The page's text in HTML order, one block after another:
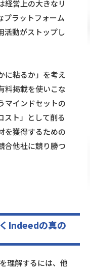
経営上の大きなリ
プラットフォーム
活動がストップし
に粘るか」を考え
料掲載を使いこな
マインドセットの
スト」として削る
を獲得するための
合他社に競り勝つ
Indeedの真の
理解するには、他